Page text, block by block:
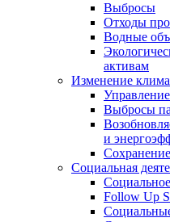
Выбросы
Отходы
Водные
активам
Изменение
Выбросы
и
Социальная
Follow Up